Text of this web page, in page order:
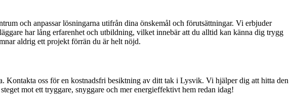
och anpassar lösningarna utifrån dina önskemål och förutsättningar. Vi erbjuder
har lång erfarenhet och utbildning, vilket innebär att du alltid kan känna dig trygg
aldrig ett projekt förrän du är helt nöjd.
oss för en kostnadsfri besiktning av ditt tak i Lysvik. Vi hjälper dig att hitta den
mot ett tryggare, snyggare och mer energieffektivt hem redan idag!